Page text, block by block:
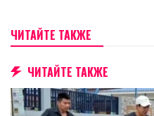
ЧИТАЙТЕ ТАКЖЕ
ЧИТАЙТЕ ТАКЖЕ